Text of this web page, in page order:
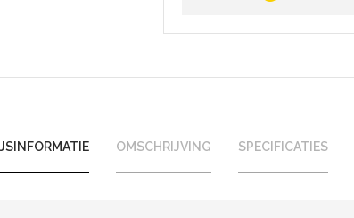
OMSCHRIJVING SPECIFICATIES